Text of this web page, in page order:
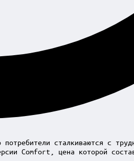
сталкиваются с
Comfort, цена которой